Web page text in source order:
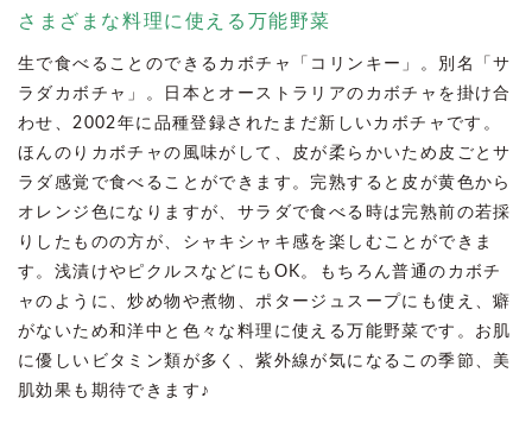
さまざまな料理に使える万能野菜
生で食べることのできるカボチャ「コリンキー」。別名「サ
ラダカボチャ」。日本とオーストラリアのカボチャを掛け合
わせ、2002年に品種登録されたまだ新しいカボチャです。
ほんのりカボチャの風味がして、皮が柔らかいため皮ごとサ
ラダ感覚で食べることができます。完熟すると皮が黄色から
オレンジ色になりますが、サラダで食べる時は完熟前の若採
りしたものの方が、シャキシャキ感を楽しむことができま
す。浅漬けやピクルスなどにもOK。もちろん普通のカボチ
ャのように、炒め物や煮物、ポタージュスープにも使え、癖
がないため和洋中と色々な料理に使える万能野菜です。お肌
に優しいビタミン類が多く、紫外線が気になるこの季節、美
肌効果も期待できます♪